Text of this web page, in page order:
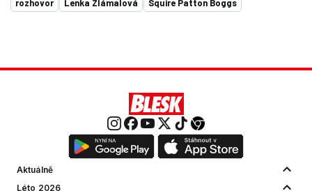
rozhovor Lenka Zlámalová Squire Patton Boggs
Aktuálně
Léto 2026